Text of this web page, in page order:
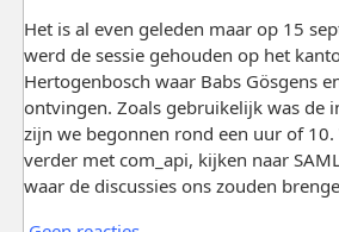
Het is al even geleden maar op 15
werd de sessie gehouden op het
Hertogenbosch waar Babs Gösgens
ontvingen. Zoals gebruikelijk was de
zijn we begonnen rond een uur of
verder met com_api, kijken naar
waar de discussies ons zouden